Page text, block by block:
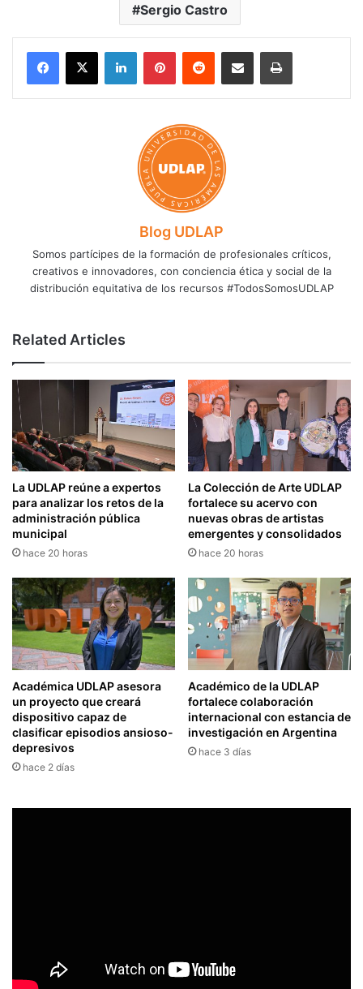
Sergio Castro
LinkedInPinterestReddit Share via Email Print
Blog UDLAP
Somos partícipes de la formación de profesionales críticos,
creativos e innovadores, con conciencia ética y social de la
distribución equitativa de los recursos #TodosSomosUDLAP
Related Articles
La UDLAP reúne a expertos
para analizar los retos de la
administración pública
municipal
hace 20 horas
La Colección de Arte UDLAP
fortalece su acervo con
nuevas obras de artistas
emergentes y consolidados
hace 20 horas
Académica UDLAP asesora
un proyecto que creará
dispositivo capaz de
clasificar episodios ansioso-
depresivos
hace 2 días
Académico de la UDLAP
fortalece colaboración
internacional con estancia de
investigación en Argentina
hace 3 días